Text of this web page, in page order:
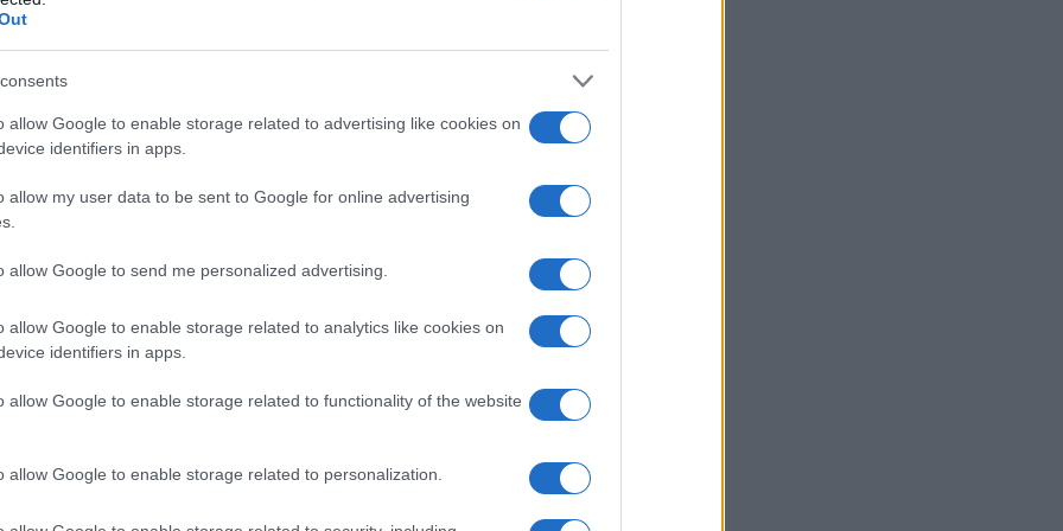
allow Google to enable storage related to advertising like cookies on
identifiers in apps.
allow my user data to be sent to Google for online advertising
allow Google to send me personalized advertising.
allow Google to enable storage related to analytics like cookies on
identifiers in apps.
allow Google to enable storage related to functionality of the website
allow Google to enable storage related to personalization.
για τους χριστιανούς στους Αγίους Τόπους